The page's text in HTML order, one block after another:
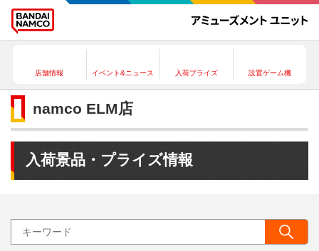
店舗情報 イベント&ニュース 入荷プライズ 設置ゲーム機
namco ELM店
入荷景品・プライズ情報